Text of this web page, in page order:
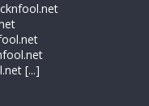
[...]